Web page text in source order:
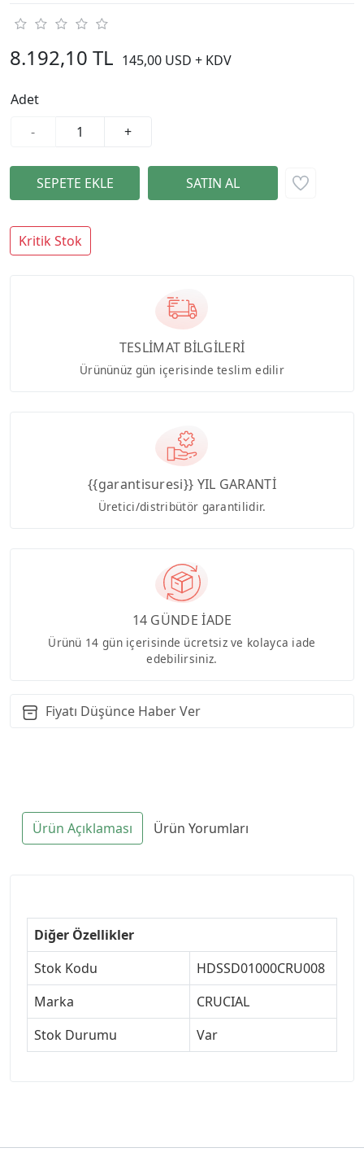
8.192,10 TL 145,00 USD + KDV
Adet
-
+
Kritik Stok
TESLİMAT BİLGİLERİ
Ürününüz gün içerisinde teslim edilir
{{garantisuresi}} YIL GARANTİ
Üretici/distribütör garantilidir.
14 GÜNDE İADE
Ürünü 14 gün içerisinde ücretsiz ve kolayca iade
edebilirsiniz.
Fiyatı Düşünce Haber Ver
Ürün Açıklaması Ürün Yorumları
Diğer Özellikler
Stok Kodu
HDSSD01000CRU008
Marka
CRUCIAL
Stok Durumu
Var